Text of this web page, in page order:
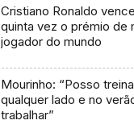
Cristiano Ronaldo
quinta vez o prémio de
jogador do mundo
Mourinho: “Posso
qualquer lado e no
trabalhar”